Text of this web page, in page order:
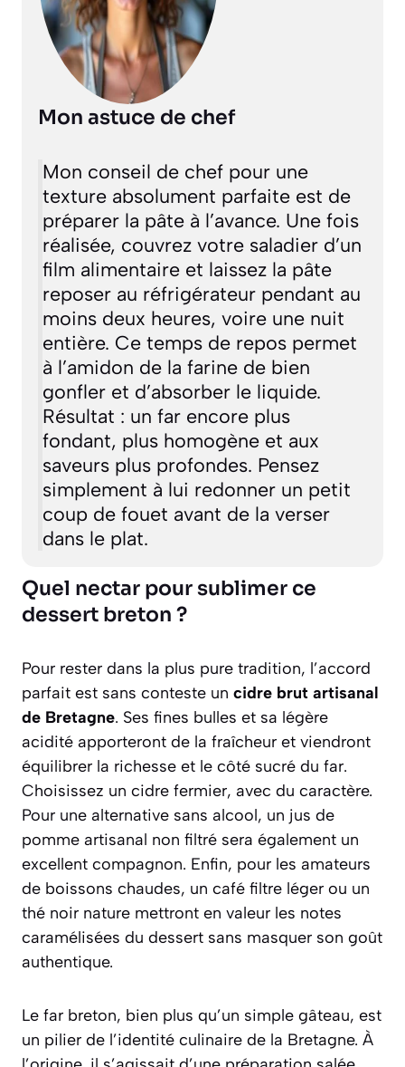
Mon astuce de chef
Mon conseil de chef pour une
texture absolument parfaite est de
préparer la pâte à l’avance. Une fois
réalisée, couvrez votre saladier d’un
film alimentaire et laissez la pâte
reposer au réfrigérateur pendant au
moins deux heures, voire une nuit
entière. Ce temps de repos permet
à l’amidon de la farine de bien
gonfler et d’absorber le liquide.
Résultat : un far encore plus
fondant, plus homogène et aux
saveurs plus profondes. Pensez
simplement à lui redonner un petit
coup de fouet avant de la verser
dans le plat.
Quel nectar pour sublimer ce
dessert breton ?
Pour rester dans la plus pure tradition, l’accord
parfait est sans conteste un cidre brut artisanal
de Bretagne. Ses fines bulles et sa légère
acidité apporteront de la fraîcheur et viendront
équilibrer la richesse et le côté sucré du far.
Choisissez un cidre fermier, avec du caractère.
Pour une alternative sans alcool, un jus de
pomme artisanal non filtré sera également un
excellent compagnon. Enfin, pour les amateurs
de boissons chaudes, un café filtre léger ou un
thé noir nature mettront en valeur les notes
caramélisées du dessert sans masquer son goût
authentique.
Le far breton, bien plus qu’un simple gâteau, est
un pilier de l’identité culinaire de la Bretagne. À